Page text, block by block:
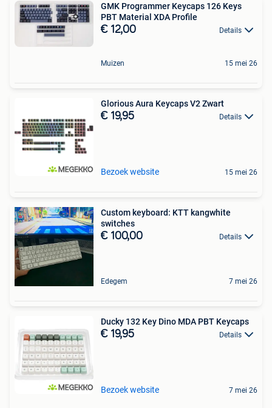
GMK Programmer Keycaps 126 Keys
PBT Material XDA Profile
€ 12,00 Details
Muizen 15 mei 26
Glorious Aura Keycaps V2 Zwart
€ 19,95 Details
Bezoek website 15 mei 26
Custom keyboard: KTT kangwhite
switches
€ 100,00 Details
Edegem 7 mei 26
Ducky 132 Key Dino MDA PBT Keycaps
€ 19,95 Details
Bezoek website 7 mei 26